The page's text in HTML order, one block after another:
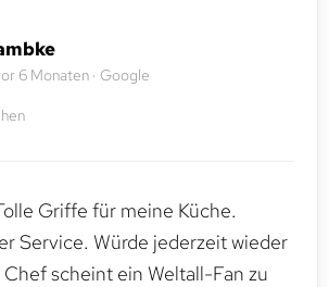
6 Monaten · Google
Griffe für meine Küche.
Service. Würde jederzeit wieder
scheint ein Weltall-Fan zu